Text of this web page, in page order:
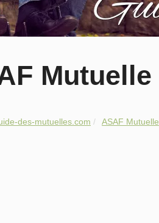
Mutuelle
des-mutuelles.com ASAF Mutuelle